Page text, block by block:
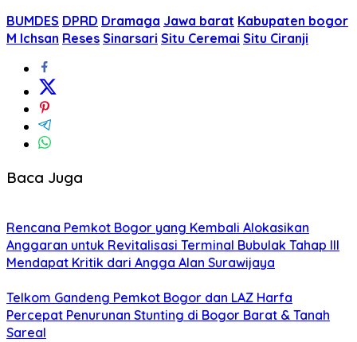
BUMDES DPRD Dramaga Jawa barat Kabupaten bogor
M Ichsan Reses Sinarsari Situ Ceremai Situ Ciranji
Baca Juga
Rencana Pemkot Bogor yang Kembali Alokasikan
Anggaran untuk Revitalisasi Terminal Bubulak Tahap III
Mendapat Kritik dari Angga Alan Surawijaya
Telkom Gandeng Pemkot Bogor dan LAZ Harfa
Percepat Penurunan Stunting di Bogor Barat & Tanah
Sareal